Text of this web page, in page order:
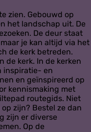
zien. Gebouwd op
het landschap uit. De
De deur staat
je kan altijd via het
de kerk betreden.
de kerk. In de kerken
inspiratie- en
en geïnspireerd op
kennismaking met
routegids. Niet
zijn? Bestel ze dan
zijn er diverse
Op de